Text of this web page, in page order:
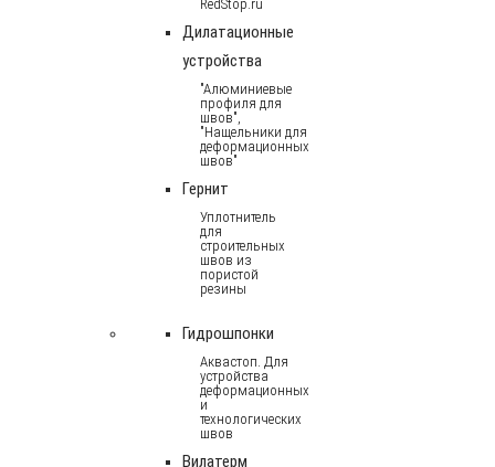
RedStop.ru
Дилатационные
устройства
"Алюминиевые
профиля для
швов",
"Нащельники для
деформационных
швов"
Гернит
Уплотнитель
для
строительных
швов из
пористой
резины
Гидрошпонки
Аквастоп. Для
устройства
деформационных
и
технологических
швов
Вилатерм